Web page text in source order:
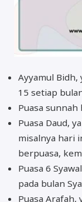
Ayyamul Bidh,
15 setiap
Puasa sunnah
Puasa Daud,
misalnya hari
berpuasa,
Puasa 6
pada bulan
Puasa Arafah,